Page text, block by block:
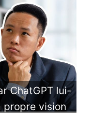
ChatGPT lui-
propre vision